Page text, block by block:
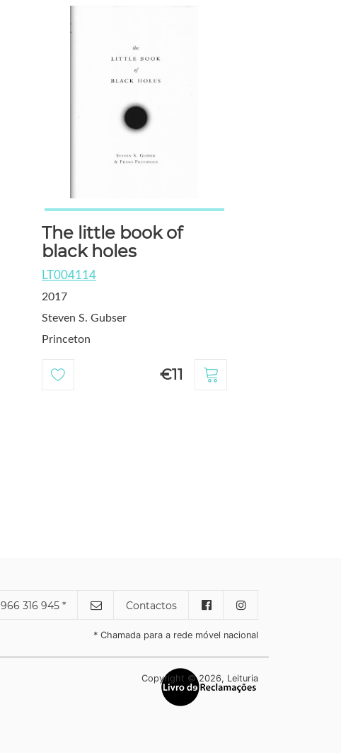
The little book of
black holes
LT004114
2017
Steven S. Gubser
Princeton
€11
966 316 945 * Contactos
* Chamada para a rede móvel nacional
Copyright © 2026, Leituria